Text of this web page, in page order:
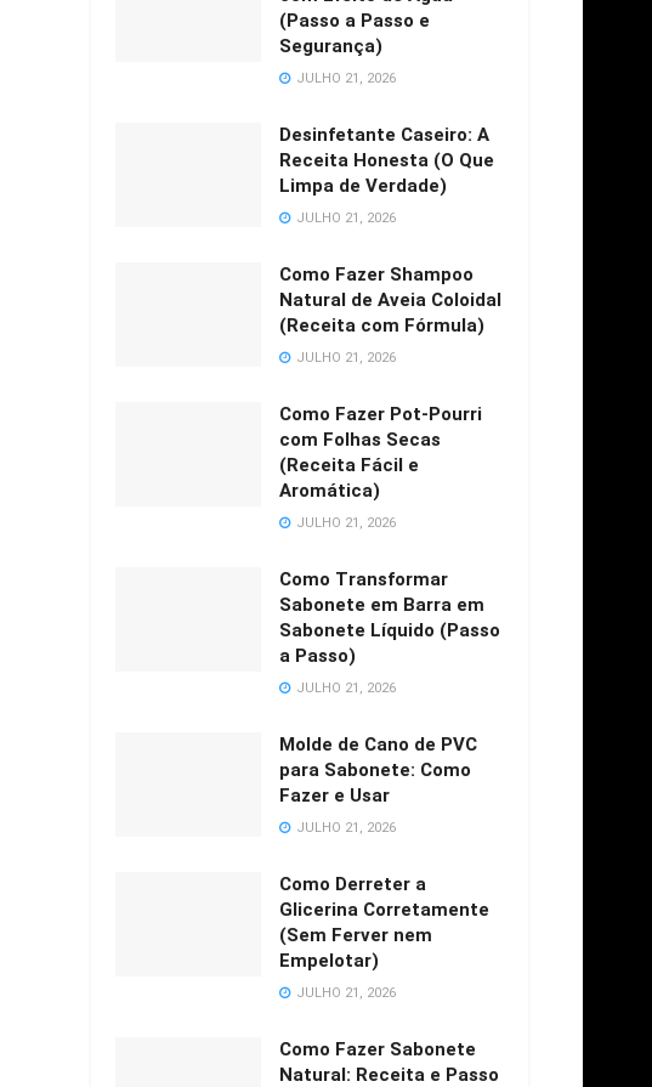
(Passo a Passo e
Segurança)
JULHO 21, 2026
Desinfetante Caseiro: A
Receita Honesta (O Que
Limpa de Verdade)
JULHO 21, 2026
Como Fazer Shampoo
Natural de Aveia Coloidal
(Receita com Fórmula)
JULHO 21, 2026
Como Fazer Pot-Pourri
com Folhas Secas
(Receita Fácil e
Aromática)
JULHO 21, 2026
Como Transformar
Sabonete em Barra em
Sabonete Líquido (Passo
a Passo)
JULHO 21, 2026
Molde de Cano de PVC
para Sabonete: Como
Fazer e Usar
JULHO 21, 2026
Como Derreter a
Glicerina Corretamente
(Sem Ferver nem
Empelotar)
JULHO 21, 2026
Como Fazer Sabonete
Natural: Receita e Passo